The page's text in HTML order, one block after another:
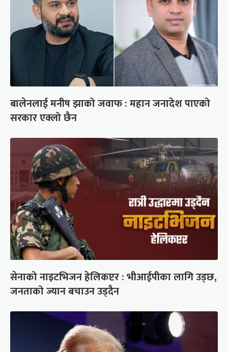
बालेनलाई मनीष झाको जवाफ : महान जनादेश पाएको
सरकार एक्लो छैन
सेनाको नाइटभिजन हेलिकप्टर : भीआईपीका लागि उड्छ,
जनताको ज्यान बचाउन उड्दैन